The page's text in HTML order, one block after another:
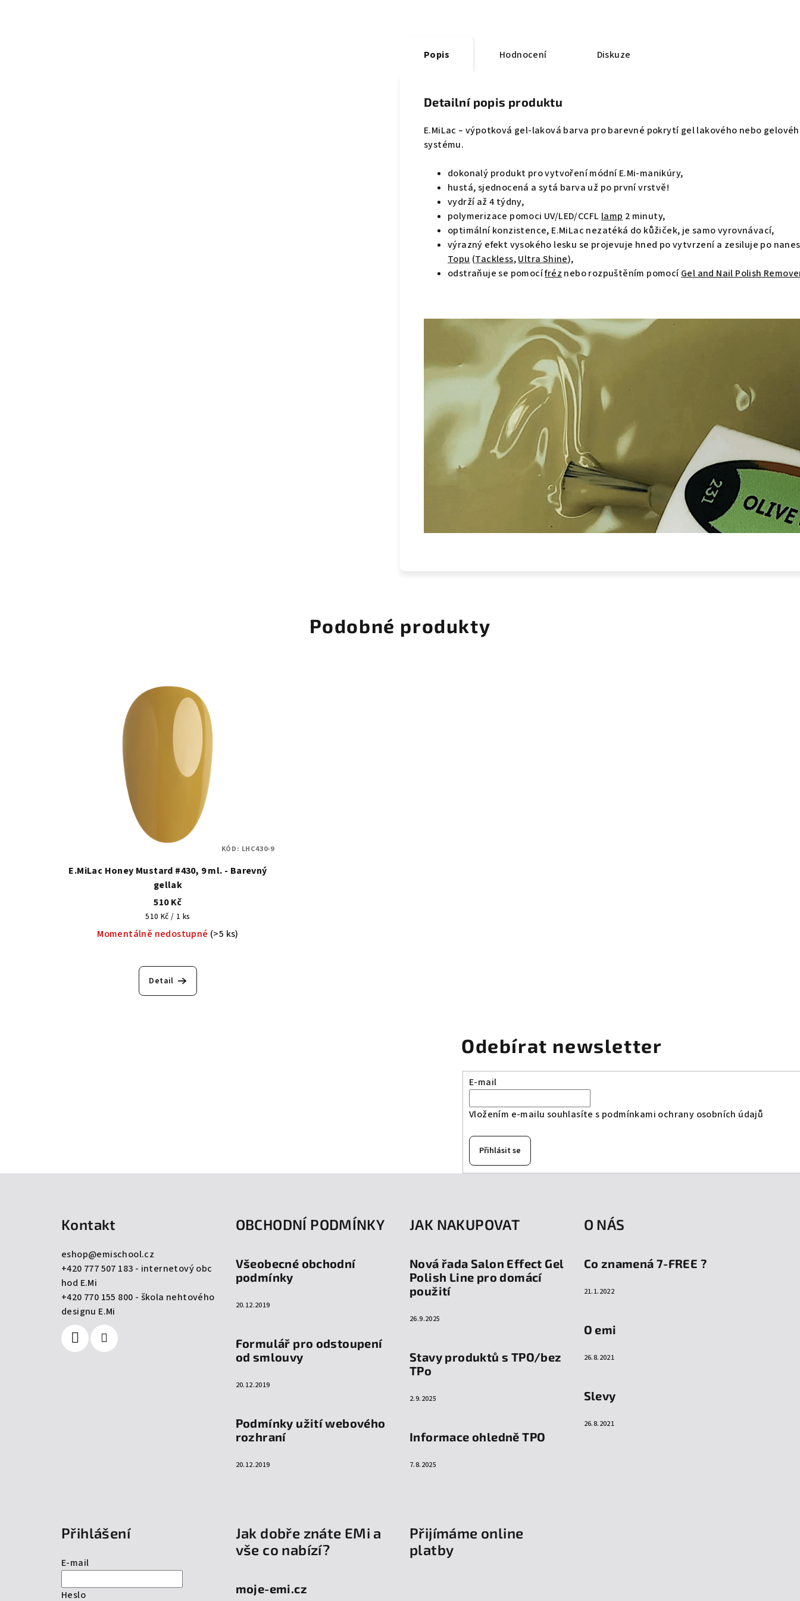
Popis Hodnocení Diskuze
Detailní popis produktu
E.MiLac – výpotková gel-laková barva pro barevné pokrytí gel lakového nebo
systému.
dokonalý produkt pro vytvoření módní E.Mi-manikúry,
hustá, sjednocená a sytá barva už po první vrstvě!
vydrží až 4 týdny,
polymerizace pomoci UV/LED/CCFL lamp 2 minuty,
optimální konzistence, E.MiLac nezatéká do kůžiček, je samo vyrovnávací,
výrazný efekt vysokého lesku se projevuje hned po vytvrzení a zesiluje po
Topu (Tackless,Ultra Shine),
odstraňuje se pomocífréz nebo rozpuštěním pomocíGel and Nail Polish
Podobné produkty
E.MiLac Honey Mustard #430, 9 ml. - Barevný
gellak
510 Kč
Měrná
cena:
510 Kč / 1 ks
Momentálně nedostupné (>5 ks)
Detail
KÓD: LHC430-9
Odebírat newsletter
E-mail
Vložením e-mailu souhlasíte s podmínkami ochrany osobních údajů
Přihlásit se
Kontakt
eshop@emischool.cz
+420 777 507 183 - internetový obc
hod E.Mi
+420 770 155 800 - škola nehtového
designu E.Mi
OBCHODNÍ PODMÍNKY
Všeobecné obchodní
podmínky
20.12.2019
Formulář pro odstoupení
od smlouvy
20.12.2019
Podmínky užití webového
rozhraní
20.12.2019
JAK NAKUPOVAT
Nová řada Salon Effect Gel
Polish Line pro domácí
použití
26.9.2025
Stavy produktů s TPO/bez
TPo
2.9.2025
Informace ohledně TPO
7.8.2025
O NÁS
Co znamená 7-FREE ?
21.1.2022
O emi
26.8.2021
Slevy
26.8.2021
Přihlášení
E-mail
Heslo
Jak dobře znáte EMi a
vše co nabízí?
moje-emi.cz
Přijímáme online
platby